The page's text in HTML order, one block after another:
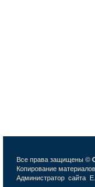
Все права защищены ©
Копирование
Администратор сайта